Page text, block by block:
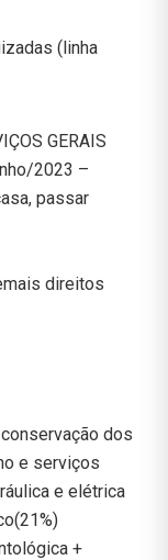
(linha
GERAIS
2023 –
passar
direitos
dos
e serviços
e elétrica
+